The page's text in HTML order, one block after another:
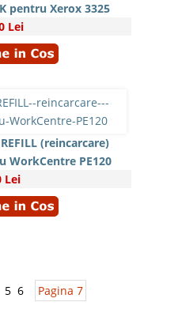
pentru Xerox 3325
Lei
(reincarcare)
WorkCentre PE120
Lei
5 6 Pagina 7